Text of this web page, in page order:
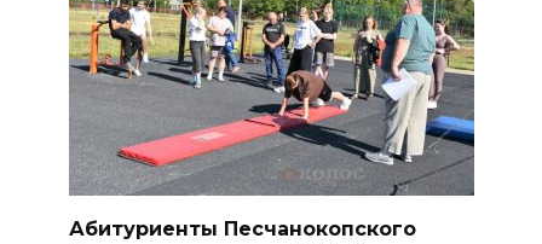
Абитуриенты Песчанокопского